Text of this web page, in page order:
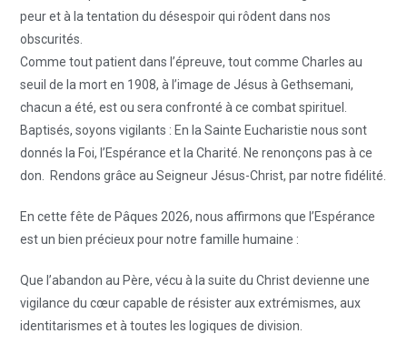
peur et à la tentation du désespoir qui rôdent dans nos
obscurités.
Comme tout patient dans l’épreuve, tout comme Charles au
seuil de la mort en 1908, à l’image de Jésus à Gethsemani,
chacun a été, est ou sera confronté à ce combat spirituel.
Baptisés, soyons vigilants : En la Sainte Eucharistie nous sont
donnés la Foi, l’Espérance et la Charité. Ne renonçons pas à ce
don. Rendons grâce au Seigneur Jésus-Christ, par notre fidélité.
En cette fête de Pâques 2026, nous affirmons que l’Espérance
est un bien précieux pour notre famille humaine :
Que l’abandon au Père, vécu à la suite du Christ devienne une
vigilance du cœur capable de résister aux extrémismes, aux
identitarismes et à toutes les logiques de division.